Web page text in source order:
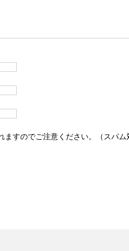
すのでご注意ください。（スパム